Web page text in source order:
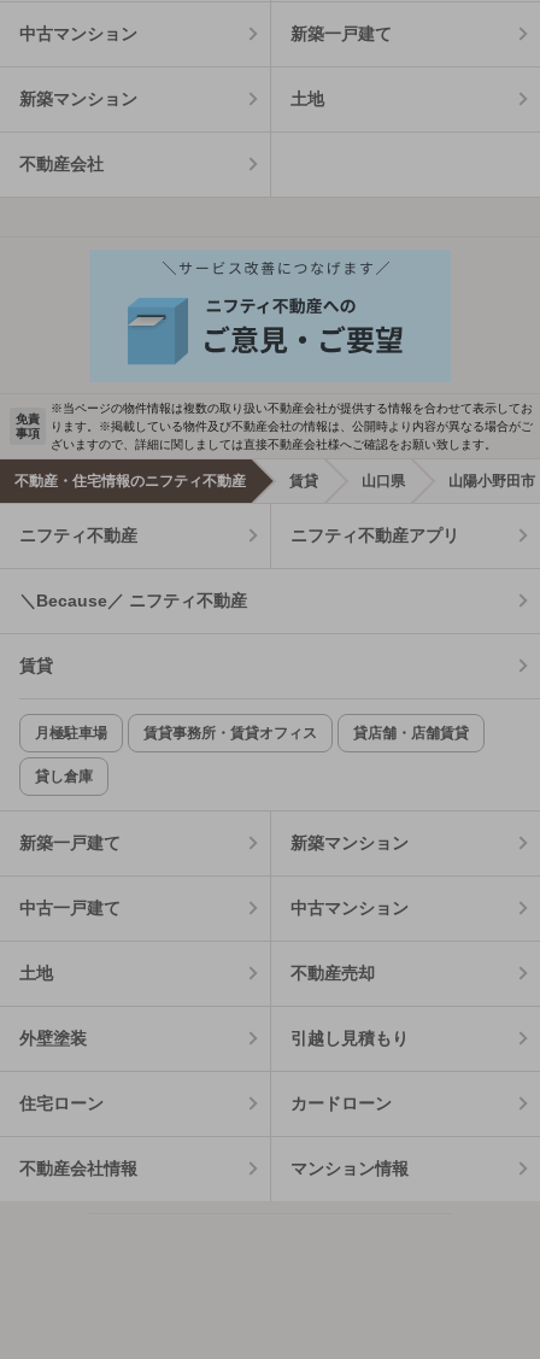
中古マンション 新築一戸建て
新築マンション 土地
不動産会社
免責
事項
※当ページの物件情報は複数の取り扱い不動産会社が提供する情報を合わせて表示してお
ります。※掲載している物件及び不動産会社の情報は、公開時より内容が異なる場合がご
ざいますので、詳細に関しましては直接不動産会社様へご確認をお願い致します。
不動産・住宅情報のニフティ不動産 賃貸 山口県 山陽小野田市
ニフティ不動産 ニフティ不動産アプリ
＼Because／ ニフティ不動産
賃貸
月極駐車場 賃貸事務所・賃貸オフィス 貸店舗・店舗賃貸
貸し倉庫
新築一戸建て 新築マンション
中古一戸建て 中古マンション
土地 不動産売却
外壁塗装 引越し見積もり
住宅ローン カードローン
不動産会社情報 マンション情報